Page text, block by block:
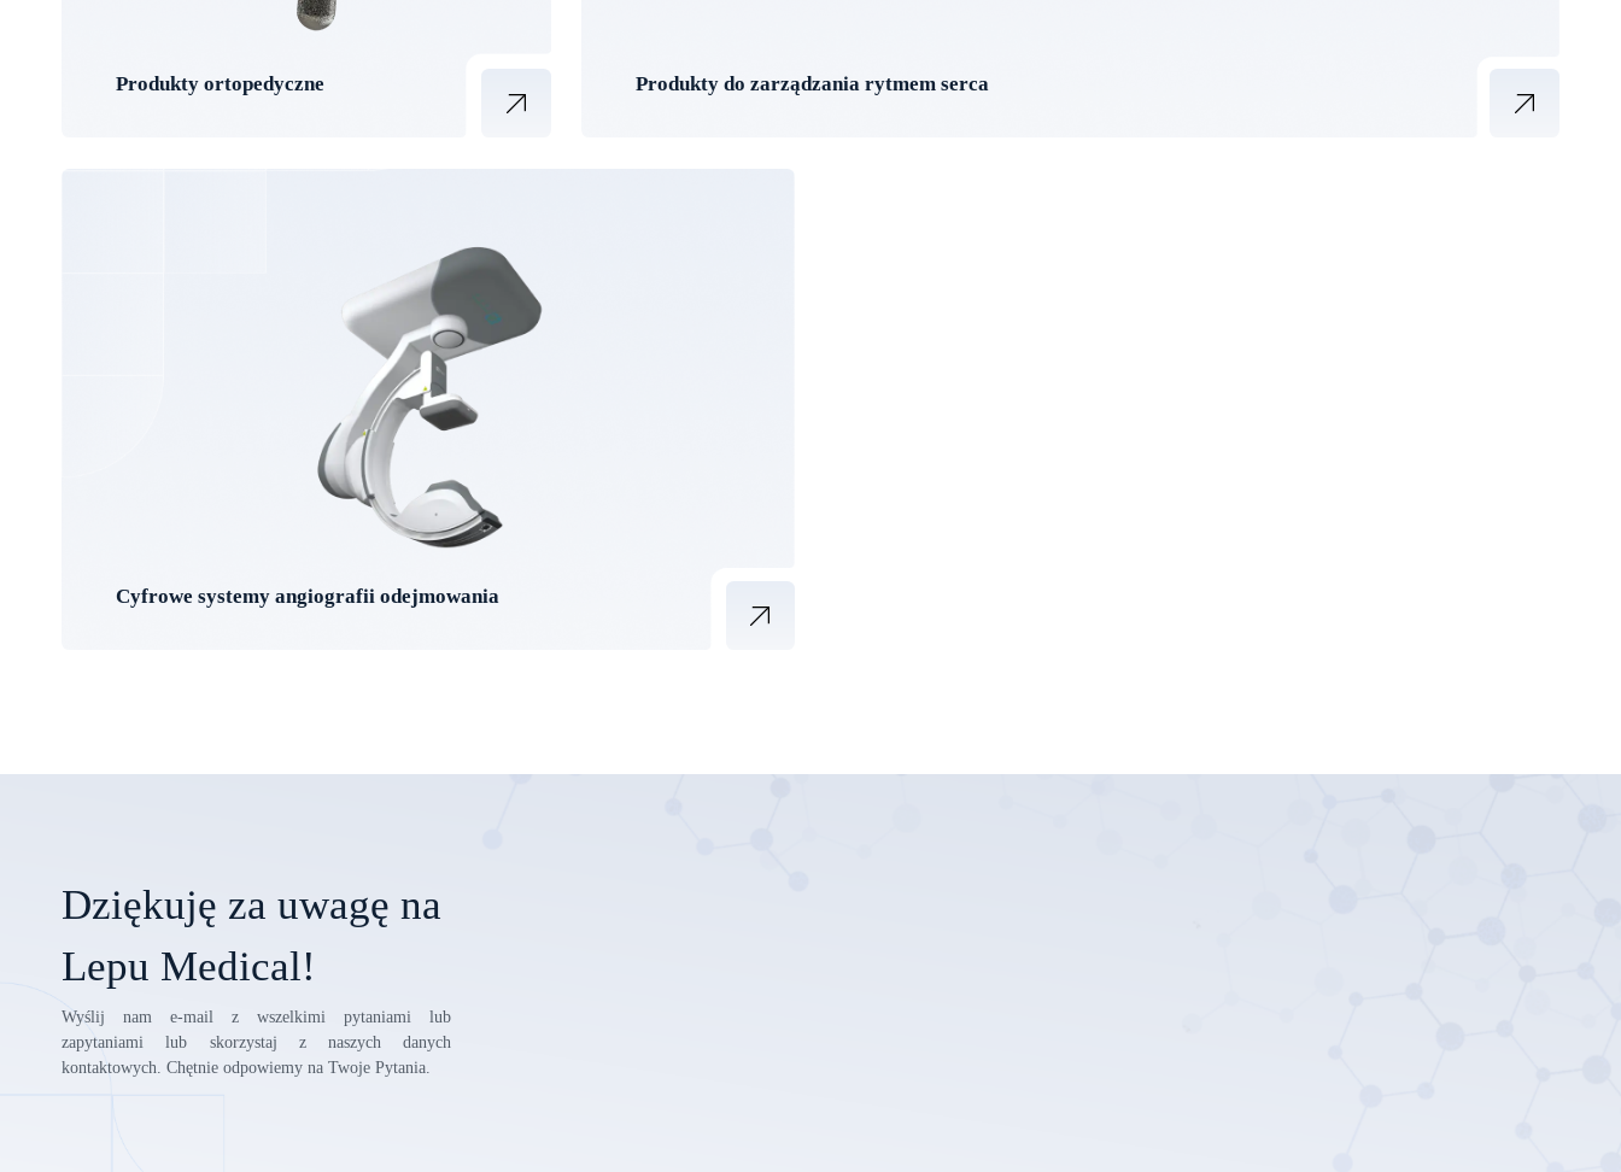
Produkty ortopedyczne Produkty do zarządzania rytmem serca
Cyfrowe systemy angiografii odejmowania
Dziękuję za uwagę na
Lepu Medical!
Wyślij nam e-mail z wszelkimi pytaniami lub
zapytaniami lub skorzystaj z naszych danych
kontaktowych. Chętnie odpowiemy na Twoje Pytania.